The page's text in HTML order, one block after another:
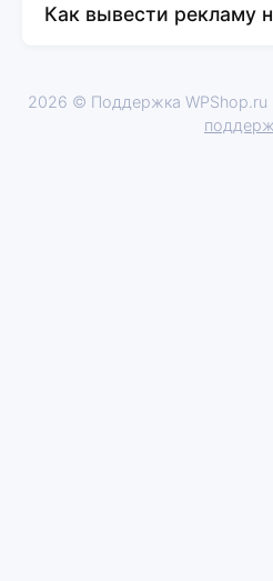
Как вывести рекламу
2026 © Поддержка WPShop.ru